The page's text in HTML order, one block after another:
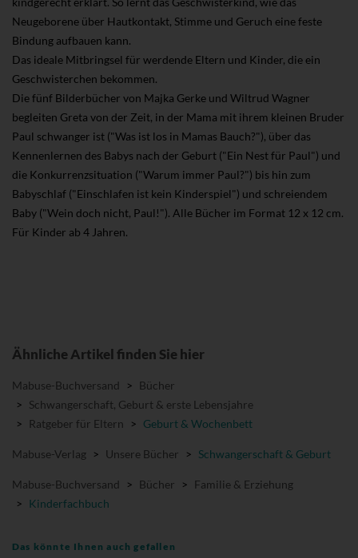
Neugeborene über Hautkontakt, Stimme und Geruch eine feste
Bindung aufbauen kann.
Das ideale Mitbringsel für werdende Eltern und Kinder, die ein
Geschwisterchen bekommen.
Die fünf Bilderbücher von Majka Gerke und Wiltrud Wagner
begleiten Greta von der Zeit, in der Mama mit ihrem kleinen Bruder
Paul schwanger ist ("Was ist los in Mamas Bauch?"), über das
Kennenlernen des Babys nach der Geburt ("Ein Nest für Paul") und
die Konkurrenzsituation ("Warum immer Paul?") bis hin zum
Babyschlaf ("Einschlafen ist kein Kinderspiel") und schreiendem
Baby ("Wein doch nicht, Paul!"). Alle Bücher im Format 12 x 12 cm.
Für Kinder ab 4 Jahren.
Ähnliche Artikel finden Sie hier
Mabuse-Buchversand > Bücher
> Schwangerschaft, Geburt & erste Lebensjahre
>
Ratgeber für Eltern > Geburt & Wochenbett
Mabuse-Verlag > Unsere Bücher > Schwangerschaft & Geburt
Mabuse-Buchversand > Bücher > Familie & Erziehung
> Kinderfachbuch
Das könnte Ihnen auch gefallen